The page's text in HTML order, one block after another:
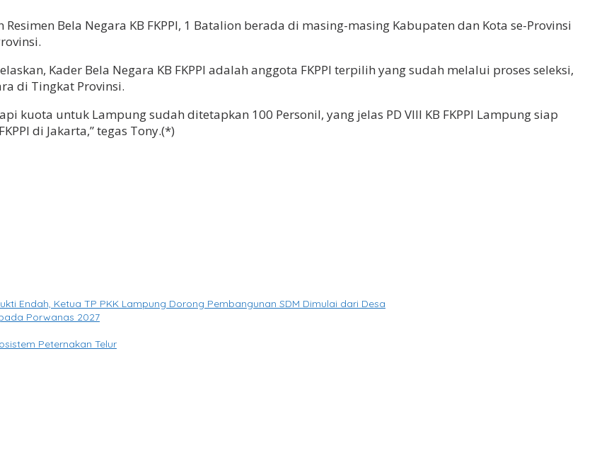
Bela Negara KB FKPPI, 1 Batalion berada di masing-masing Kabupaten dan Kota se-Provinsi
Kader Bela Negara KB FKPPI adalah anggota FKPPI terpilih yang sudah melalui proses seleksi,
di Tingkat Provinsi.
kuota untuk Lampung sudah ditetapkan 100 Personil, yang jelas PD VIII KB FKPPI Lampung siap
di Jakarta,” tegas Tony.(*)
Endah, Ketua TP PKK Lampung Dorong Pembangunan SDM Dimulai dari Desa
Porwanas 2027
Peternakan Telur